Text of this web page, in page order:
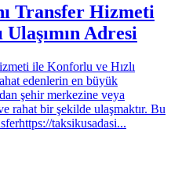
Transfer Hizmeti
Adresi
ile Konforlu ve Hızlı
edenlerin en büyük
şehir merkezine veya
rahat bir şekilde ulaşmaktır. Bu
taksikusadasi...